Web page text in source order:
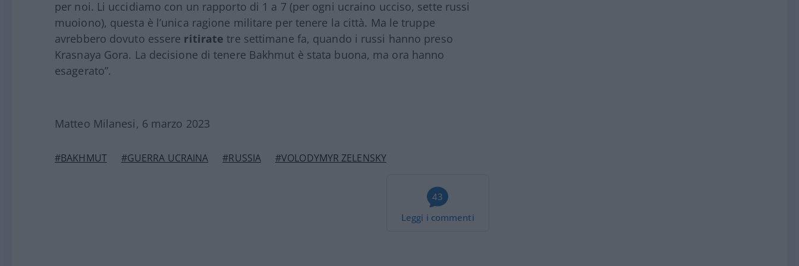
per noi. Li uccidiamo con un rapporto di 1 a 7 (per ogni ucraino ucciso, sette russi
muoiono), questa è l’unica ragione militare per tenere la città. Ma le truppe
avrebbero dovuto essere ritirate tre settimane fa, quando i russi hanno preso
Krasnaya Gora. La decisione di tenere Bakhmut è stata buona, ma ora hanno
esagerato”.
Matteo Milanesi, 6 marzo 2023
#BAKHMUT #GUERRA UCRAINA #RUSSIA #VOLODYMYR ZELENSKY
43
Leggi i commenti